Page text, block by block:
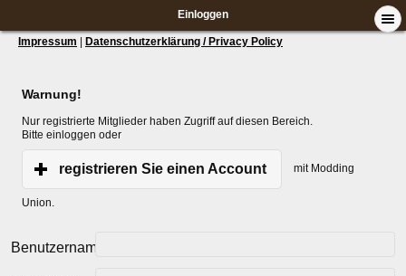
Einloggen
Impressum Datenschutzerklärung / Privacy Policy
Warnung!
Nur registrierte Mitglieder haben Zugriff auf diesen Bereich.
Bitte einloggen oder
registrieren Sie einen Account mit Modding
Union.
Benutzername: